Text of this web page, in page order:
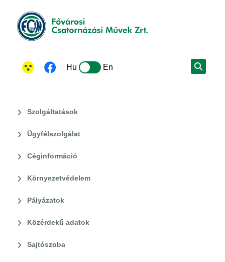
Hu En
Szolgáltatások
Ügyfélszolgálat
Céginformáció
Környezetvédelem
Pályázatok
Közérdekű adatok
Sajtószoba